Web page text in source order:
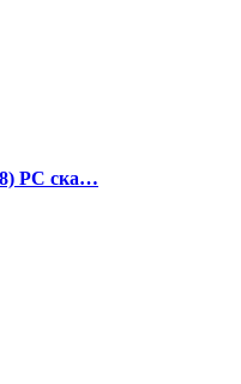
PC ска…